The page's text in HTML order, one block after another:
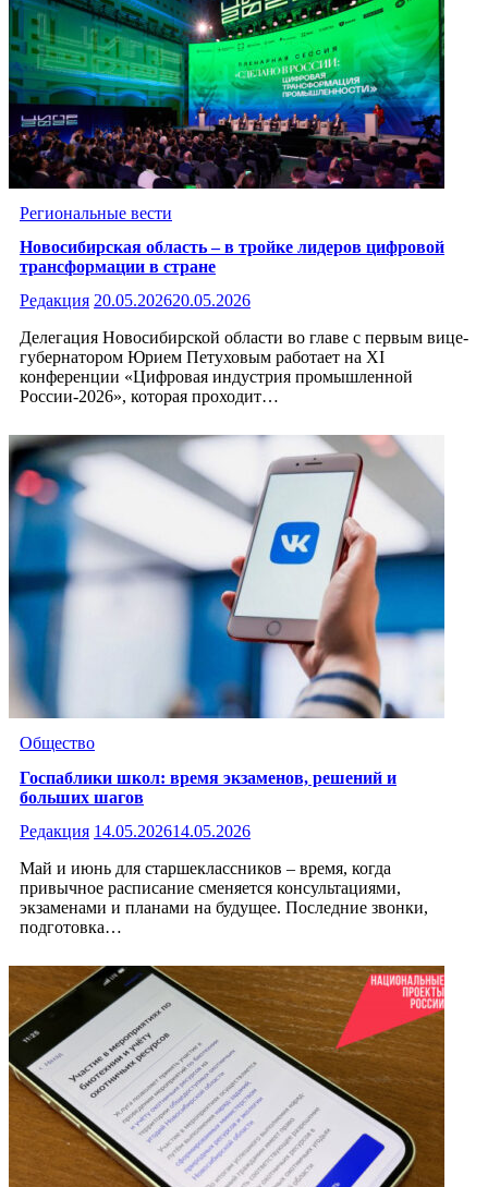
Региональные вести
Новосибирская область – в тройке лидеров цифровой
трансформации в стране
Редакция 20.05.202620.05.2026
Делегация Новосибирской области во главе с первым вице-
губернатором Юрием Петуховым работает на XI
конференции «Цифровая индустрия промышленной
России-2026», которая проходит…
Общество
Госпаблики школ: время экзаменов, решений и
больших шагов
Редакция 14.05.202614.05.2026
Май и июнь для старшеклассников – время, когда
привычное расписание сменяется консультациями,
экзаменами и планами на будущее. Последние звонки,
подготовка…